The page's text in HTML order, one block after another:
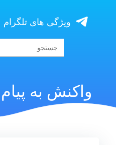
ویژگی های تلگرام
جستجو
برای:
جستجو
واکنش به